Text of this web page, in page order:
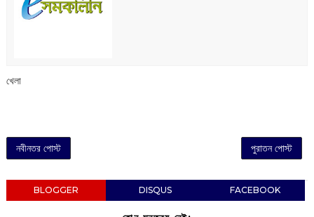
খেলা
নবীনতর পোস্ট পুরাতন পোস্ট
BLOGGER DISQUS FACEBOOK